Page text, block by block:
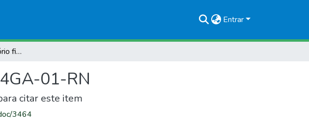
Entrar
Projeto SIC-RN: relatório final do poço 4GA-01-RN
01-RN
citar este item
3464